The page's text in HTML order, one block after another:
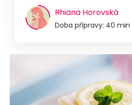
Rhiana Horovská
Doba přípravy: 40 min